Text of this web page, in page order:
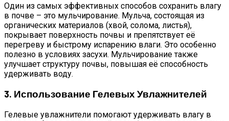
Один из самых эффективных способов сохранить влагу
в почве – это мульчирование. Мульча, состоящая из
органических материалов (хвой, солома, листья),
покрывает поверхность почвы и препятствует её
перегреву и быстрому испарению влаги. Это особенно
полезно в условиях засухи. Мульчирование также
улучшает структуру почвы, повышая её способность
удерживать воду.
3. Использование Гелевых Увлажнителей
Гелевые увлажнители помогают удерживать влагу в